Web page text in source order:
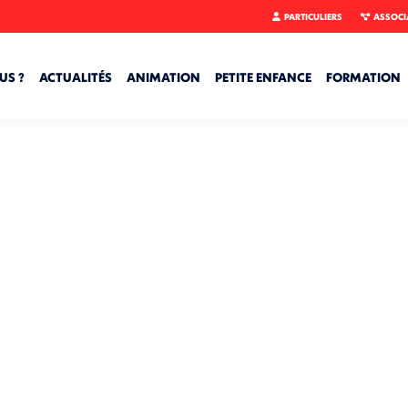
PARTICULIERS
? ACTUALITÉS ANIMATION PETITE ENFANCE FORMATION